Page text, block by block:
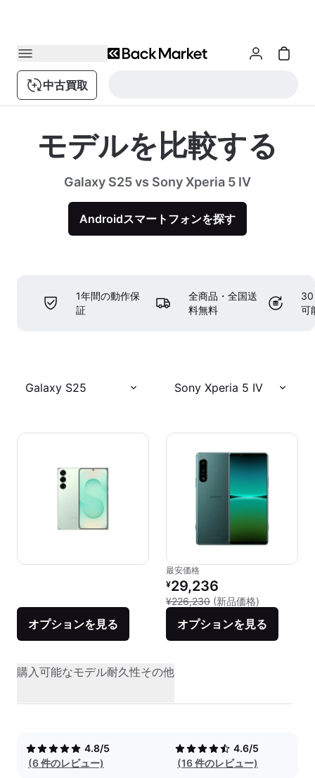
中古買取
モデルを比較する
Galaxy S25 vs Sony Xperia 5 IV
Androidスマートフォンを探す
1年間の動作保
証
全商品・全国送
料無料
30
可
Galaxy S25 Sony Xperia 5 IV
オプションを見る
最安価格
リファービッシュ品の価格：
¥29,236
¥226,230 (新品価格)
オプションを見る
購入可能なモデル耐久性その他
4.8/5
(6 件のレビュー)
4.6/5
(16 件のレビュー)